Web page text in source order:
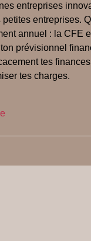
entreprises
entreprises.
annuel : la CFE
prévisionnel
tes
tes charges.